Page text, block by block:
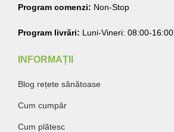
Program comenzi: Non-Stop
Program livrări: Luni-Vineri: 08:00-16:00
INFORMAȚII
Blog rețete sănătoase
Cum cumpăr
Cum plătesc